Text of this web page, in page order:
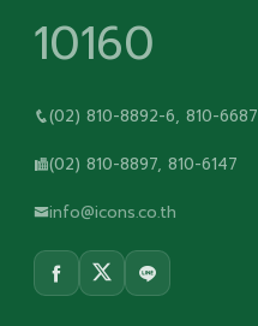
10160
(02) 810-8892-6, 810-6687
(02) 810-8897, 810-6147
info@icons.co.th